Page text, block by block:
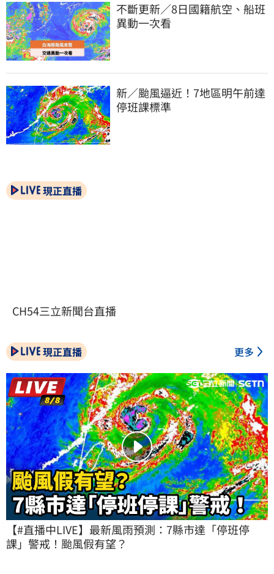
不斷更新／8日國籍航空、船班
異動一次看
新／颱風逼近！7地區明午前達
停班課標準
現正直播
CH54三立新聞台直播
現正直播 更多
【#直播中LIVE】最新風雨預測：7縣市達「停班停
課」警戒！颱風假有望？